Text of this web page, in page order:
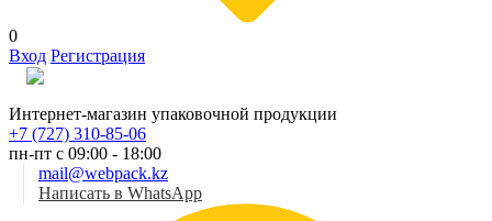
0
Вход Регистрация
Интернет-магазин упаковочной продукции
+7 (727) 310-85-06
пн-пт с 09:00 - 18:00
mail@webpack.kz
Написать в WhatsApp